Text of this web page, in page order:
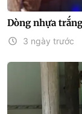
Dòng nhựa
3 ngày trước